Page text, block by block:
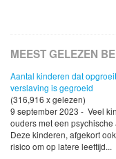
MEEST GELEZEN
Aantal kinderen dat
verslaving is gegroeid
(316,916 x gelezen)
9 september 2023 - Veel
ouders met een
Deze kinderen, afgekort
risico om op latere leeftijd...